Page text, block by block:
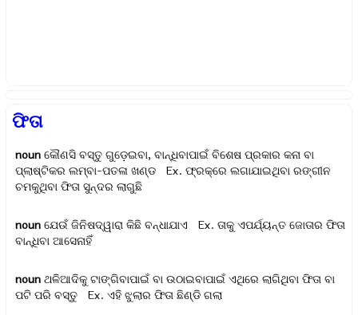
ଫିତା
noun କୌଣସି ବସ୍ତୁ ଗୁଡ଼େଇବା, ବାନ୍ଧିବାପାଇଁ ବିଶେଷ ପ୍ରକାର କନା ବା
ପ୍ଲାଷ୍ଟିକର ଲମ୍ବା-ପତଳା ଖଣ୍ଡ Ex.ଫ୍ରକ୍‌‌ରେ ଲଗାଯାଇଥିବା ରଙ୍ଗୀନ
ଚମକୁଥିବା ଫିତା ସୁନ୍ଦର ଲାଗୁଛି
noun ଯେଉଁ ଜିନିଷଦ୍ୱାରା କିଛି ବନ୍ଧାଯାଏ Ex.ତାକୁ ଏପର୍ଯ୍ୟନ୍ତ ଜୋତାର ଫିତା
ବାନ୍ଧିବା ଆସେନାହିଁ
noun ଥଳିଆଦିକୁ ଟାଙ୍ଗିବାପାଇଁ ବା ଉଠାଇବାପାଇଁ ଏଥିରେ ଲାଗିଥିବା ଫିତା ବା
ପଟି ପରି ବସ୍ତୁ Ex.ଏହି ଝୁଲାର ଫିତା ଛିଣ୍ଡି ଗଲା